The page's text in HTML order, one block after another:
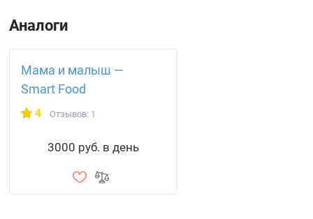
Аналоги
Мама и малыш —
Smart Food
4 Отзывов: 1
3000 руб. в день